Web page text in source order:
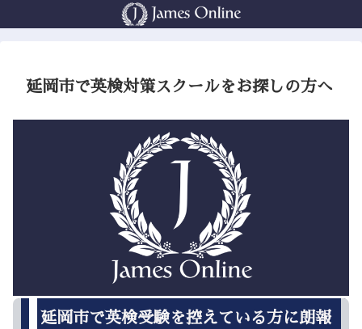
延岡市で英検対策スクールをお探しの方へ
延岡市で英検受験を控えている方に朗報